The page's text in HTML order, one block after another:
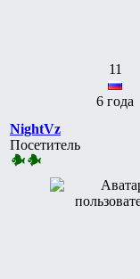
11
6 года
NightVz
Посетитель